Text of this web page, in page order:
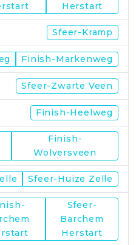
Herstart
Sfeer-Kramp
Finish-Markenweg
Sfeer-Zwarte Veen
Finish-Heelweg
Finish-
Wolversveen
Sfeer-Huize Zelle
Sfeer-
Barchem
Herstart